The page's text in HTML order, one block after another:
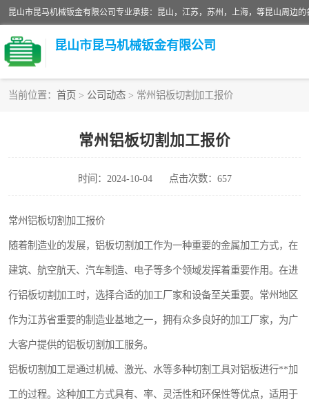
昆山市昆马机械钣金有限公司
当前位置： 首页 > 公司动态 > 常州铝板切割加工报价
常州铝板切割加工报价
时间：2024-10-04 点击次数：657
常州铝板切割加工报价
随着制造业的发展，铝板切割加工作为一种重要的金属加工方式，在
建筑、航空航天、汽车制造、电子等多个领域发挥着重要作用。在进
行铝板切割加工时，选择合适的加工厂家和设备至关重要。常州地区
作为江苏省重要的制造业基地之一，拥有众多良好的加工厂家，为广
大客户提供的铝板切割加工服务。
铝板切割加工是通过机械、激光、水等多种切割工具对铝板进行**加
工的过程。这种加工方式具有、率、灵活性和环保性等优点，适用于
不锈钢钣金加工
中纤板钣金加工
大理石拼花钣金加工
激光切割钣金加工